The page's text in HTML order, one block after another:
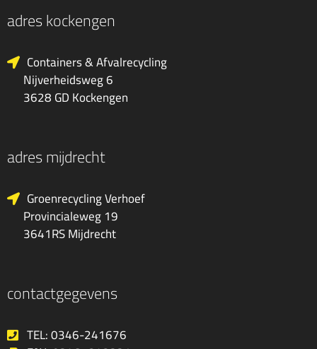
adres kockengen
Containers & Afvalrecycling
Nijverheidsweg 6
3628 GD Kockengen
adres mijdrecht
Groenrecycling Verhoef
Provincialeweg 19
3641RS Mijdrecht
contactgegevens
TEL: 0346-241676